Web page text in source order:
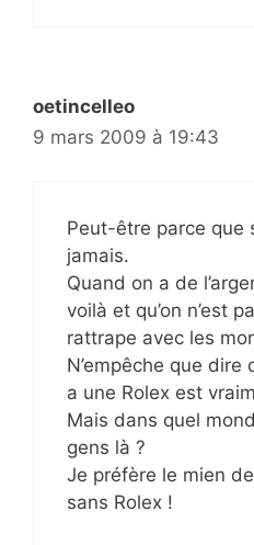
oetincelleo
9 mars 2009 à 19:43
Peut-être parce que
jamais.
Quand on a de
voilà et qu’on n’est
rattrape avec les
N’empêche que
a une Rolex est
Mais dans quel
gens là ?
Je préfère le mien
sans Rolex !